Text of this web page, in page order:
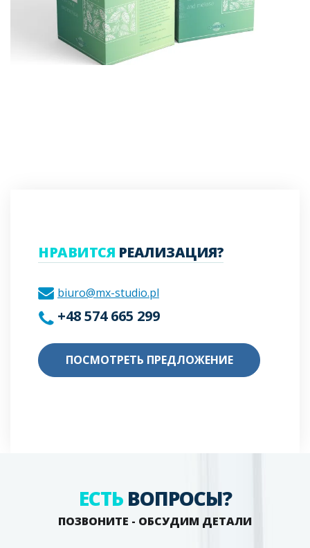
НРАВИТСЯ РЕАЛИЗАЦИЯ?
biuro@mx-studio.pl
+48 574 665 299
ПОСМОТРЕТЬ ПРЕДЛОЖЕНИЕ
ЕСТЬ ВОПРОСЫ?
ПОЗВОНИТЕ - ОБСУДИМ ДЕТАЛИ